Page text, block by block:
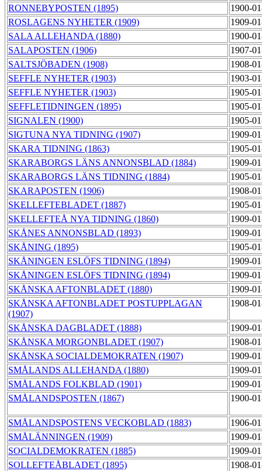
RONNEBYPOSTEN (1895)
1900-
ROSLAGENS NYHETER (1909)
1909-
SALA ALLEHANDA (1880)
1900-
SALAPOSTEN (1906)
1907-
SALTSJÖBADEN (1908)
1908-
SEFFLE NYHETER (1903)
1903-
SEFFLE NYHETER (1903)
1905-
SEFFLETIDNINGEN (1895)
1905-
SIGNALEN (1900)
1905-
SIGTUNA NYA TIDNING (1907)
1909-
SKARA TIDNING (1863)
1905-
SKARABORGS LÄNS ANNONSBLAD (1884)
1909-
SKARABORGS LÄNS TIDNING (1884)
1905-
SKARAPOSTEN (1906)
1908-
SKELLEFTEBLADET (1887)
1905-
SKELLEFTEÅ NYA TIDNING (1860)
1909-
SKÅNES ANNONSBLAD (1893)
1909-
SKÅNING (1895)
1905-
SKÅNINGEN ESLÖFS TIDNING (1894)
1909-
SKÅNINGEN ESLÖFS TIDNING (1894)
1909-
SKÅNSKA AFTONBLADET (1880)
1909-
SKÅNSKA AFTONBLADET POSTUPPLAGAN
(1907)
1908-
SKÅNSKA DAGBLADET (1888)
1909-
SKÅNSKA MORGONBLADET (1907)
1908-
SKÅNSKA SOCIALDEMOKRATEN (1907)
1909-
SMÅLANDS ALLEHANDA (1880)
1909-
SMÅLANDS FOLKBLAD (1901)
1909-
SMÅLANDSPOSTEN (1867)
1900-
SMÅLANDSPOSTENS VECKOBLAD (1883)
1906-
SMÅLÄNNINGEN (1909)
1909-
SOCIALDEMOKRATEN (1885)
1909-
SOLLEFTEÅBLADET (1895)
1908-